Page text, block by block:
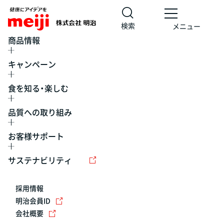
検索 メニュー
商品情報
キャンペーン
食を知る・楽しむ
品質への取り組み
お客様サポート
サステナビリティ
採用情報
明治会員ID
会社概要